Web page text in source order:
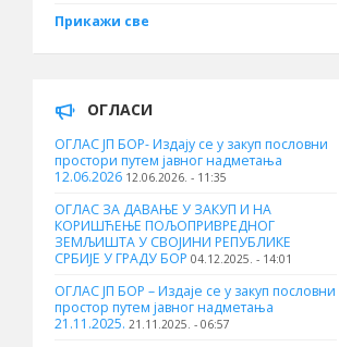
Прикажи све
ОГЛАСИ
ОГЛАС ЈП БОР- Издају се у закуп пословни
простори путем јавног надметања
12.06.2026 12.06.2026. - 11:35
ОГЛАС ЗА ДАВАЊЕ У ЗАКУП И НА
КОРИШЋЕЊЕ ПОЉОПРИВРЕДНОГ
ЗЕМЉИШТА У СВОЈИНИ РЕПУБЛИКЕ
СРБИЈЕ У ГРАДУ БОР 04.12.2025. - 14:01
ОГЛАС ЈП БОР – Издаје се у закуп пословни
простор путем јавног надметања
21.11.2025. 21.11.2025. - 06:57